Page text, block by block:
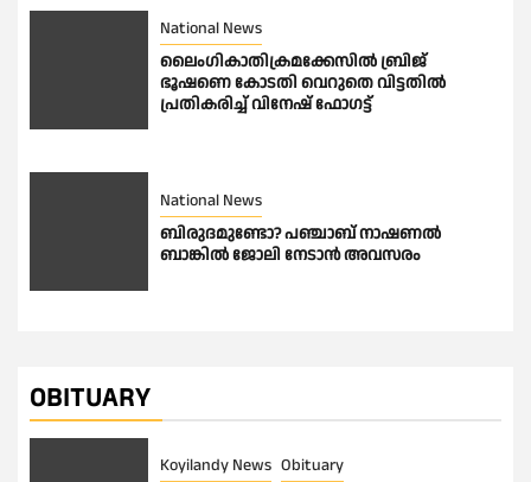
National News
ലൈംഗികാതിക്രമക്കേസിൽ ബ്രിജ്
ഭൂഷണെ കോടതി വെറുതെ വിട്ടതിൽ
പ്രതികരിച്ച് വിനേഷ് ഫോഗട്ട്
National News
ബിരുദമുണ്ടോ? പഞ്ചാബ് നാഷണൽ
ബാങ്കിൽ ജോലി നേടാൻ അവസരം
OBITUARY
Koyilandy News Obituary